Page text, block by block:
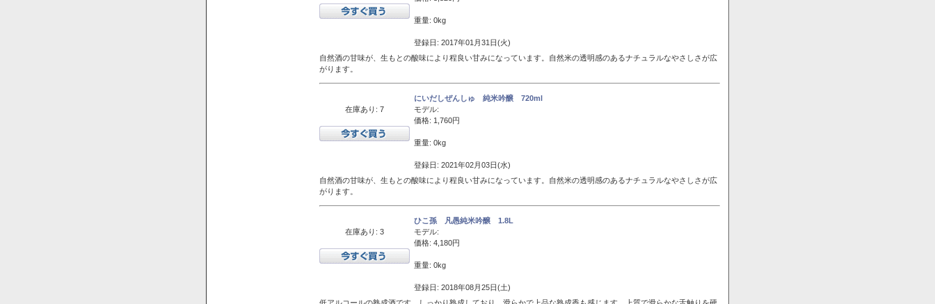
重量: 0kg
登録日: 2017年01月31日(火)
自然酒の甘味が、生もとの酸味により程良い甘みになっています。自然米の透明感のあるナチュラルなやさしさが広
がります。
在庫あり: 7
にいだしぜんしゅ 純米吟醸 720ml
モデル:
価格: 1,760円
重量: 0kg
登録日: 2021年02月03日(水)
自然酒の甘味が、生もとの酸味により程良い甘みになっています。自然米の透明感のあるナチュラルなやさしさが広
がります。
在庫あり: 3
ひこ孫 凡愚純米吟醸 1.8L
モデル:
価格: 4,180円
重量: 0kg
登録日: 2018年08月25日(土)